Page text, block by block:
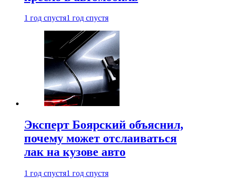
1 год спустя1 год спустя
Эксперт Боярский объяснил,
почему может отслаиваться
лак на кузове авто
1 год спустя1 год спустя